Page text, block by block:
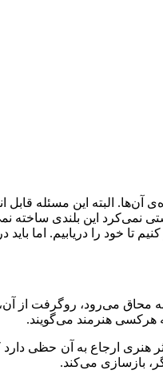
البته این مسئله قابل
نمی‌کرد این بلندی ساخته
تا خود را دریابیم. اما
محاق می‌رود، روگرفت از
هرکسی هنرمند می‌گویند.
هنری ارجاع به آن حظی
بازسازی می‌کند.